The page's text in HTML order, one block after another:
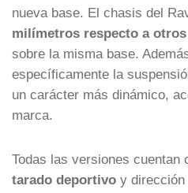
nueva base. El chasis del
milímetros respecto a
sobre la misma base.
específicamente la
un carácter más dinámico,
marca.
Todas las versiones cuentan
tarado deportivo y dirección